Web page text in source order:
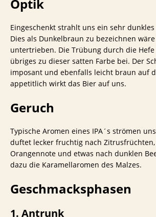
Optik
Eingeschenkt strahlt uns ein sehr
Dies als Dunkelbraun zu bezeichnen
untertrieben. Die Trübung durch die
übriges zu dieser satten Farbe bei. Der
imposant und ebenfalls leicht braun auf
appetitlich wirkt das Bier auf uns.
Geruch
Typische Aromen eines IPA´s strömen
duftet lecker fruchtig nach
Orangennote und etwas nach dunklen
dazu die Karamellaromen des Malzes.
Geschmacksphasen
1. Antrunk